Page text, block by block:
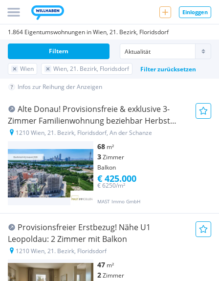
Einloggen
1.864 Eigentumswohnungen in Wien, 21. Bezirk, Floridsdorf
Wien Wien, 21. Bezirk, Floridsdorf Filter zurücksetzen
Filtern
Infos zur Reihung der Anzeigen
Alte Donau! Provisionsfreie & exklusive 3-
Zimmer Familienwohnung beziehbar Herbst
2026!
1210 Wien, 21. Bezirk, Floridsdorf, An der Schanze
68 m²
3Zimmer
Balkon
MAST Immo GmbH
€ 6250/m²
€ 425.000
Provisionsfreier Erstbezug! Nähe U1
Leopoldau: 2 Zimmer mit Balkon
1210 Wien, 21. Bezirk, Floridsdorf
47 m²
2Zimmer